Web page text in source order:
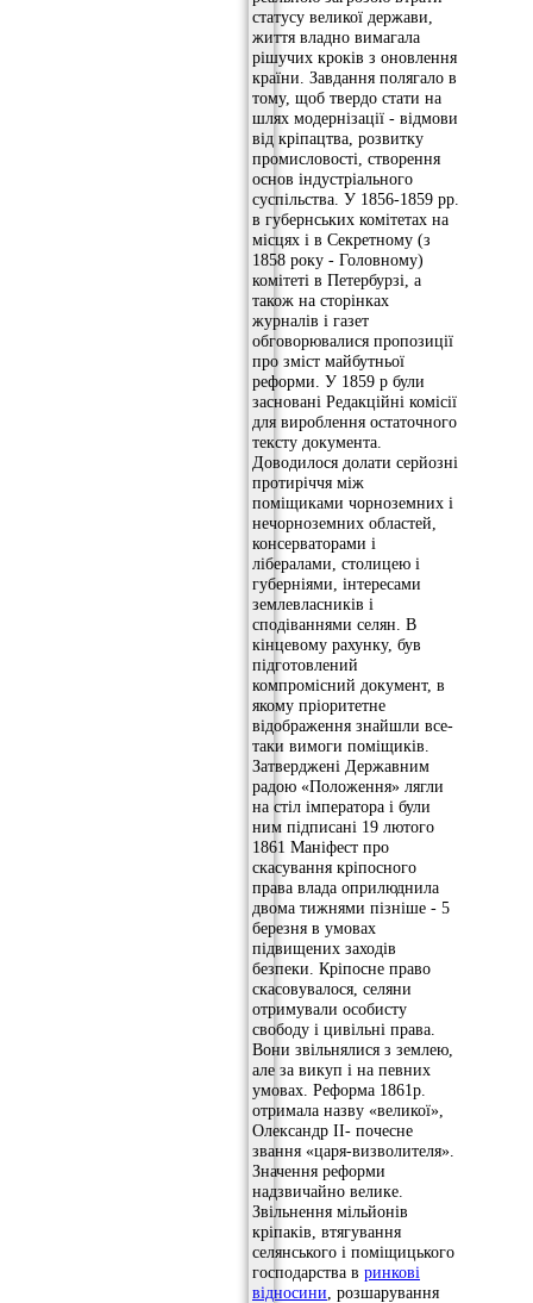
статусу великої держави,
життя владно вимагала
рішучих кроків з оновлення
країни. Завдання полягало в
тому, щоб твердо стати на
шлях модернізації - відмови
від кріпацтва, розвитку
промисловості, створення
основ індустріального
суспільства. У 1856-1859 рр.
в губернських комітетах на
місцях і в Секретному (з
1858 року - Головному)
комітеті в Петербурзі, а
також на сторінках
журналів і газет
обговорювалися пропозиції
про зміст майбутньої
реформи. У 1859 р були
засновані Редакційні комісії
для вироблення остаточного
тексту документа.
Доводилося долати серйозні
протиріччя між
поміщиками чорноземних і
нечорноземних областей,
консерваторами і
лібералами, столицею і
губерніями, інтересами
землевласників і
сподіваннями селян. В
кінцевому рахунку, був
підготовлений
компромісний документ, в
якому пріоритетне
відображення знайшли все-
таки вимоги поміщиків.
Затверджені Державним
радою «Положення» лягли
на стіл імператора і були
ним підписані 19 лютого
1861 Маніфест про
скасування кріпосного
права влада оприлюднила
двома тижнями пізніше - 5
березня в умовах
підвищених заходів
безпеки. Кріпосне право
скасовувалося, селяни
отримували особисту
свободу і цивільні права.
Вони звільнялися з землею,
але за викуп і на певних
умовах. Реформа 1861р.
отримала назву «великої»,
Олександр II- почесне
звання «царя-визволителя».
Значення реформи
надзвичайно велике.
Звільнення мільйонів
кріпаків, втягування
селянського і поміщицького
господарства в ринкові
відносини , розшарування